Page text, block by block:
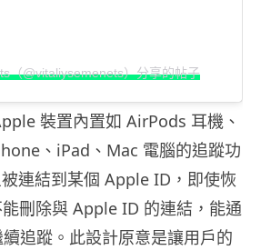
（@vitaliysemenets）分享的帖子
裝置內置如 AirPods 耳機、
、iPad、Mac 電腦的追蹤功
連結到某個 Apple ID，即使恢
刪除與 Apple ID 的連結，能通
追蹤。此設計原意是讓用戶的